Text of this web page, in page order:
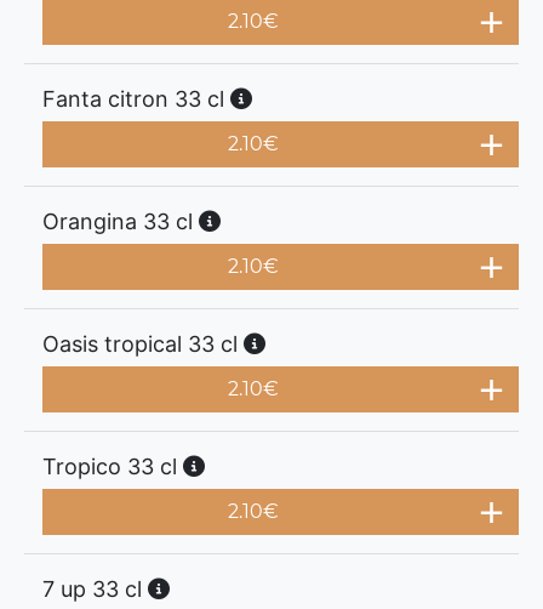
2.10€
Fanta citron 33 cl
2.10€
Orangina 33 cl
2.10€
Oasis tropical 33 cl
2.10€
Tropico 33 cl
2.10€
7 up 33 cl